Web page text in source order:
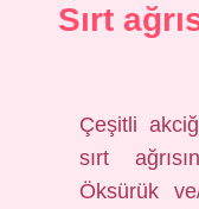
Sırt
Çeşitli
sırt
Öksürük